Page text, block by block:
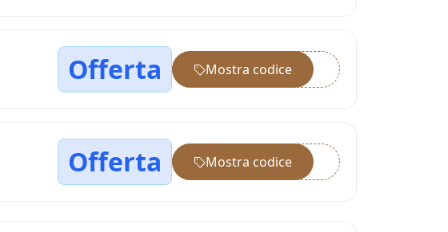
Offerta ••••••
Mostra codice
Offerta ••••••
Mostra codice